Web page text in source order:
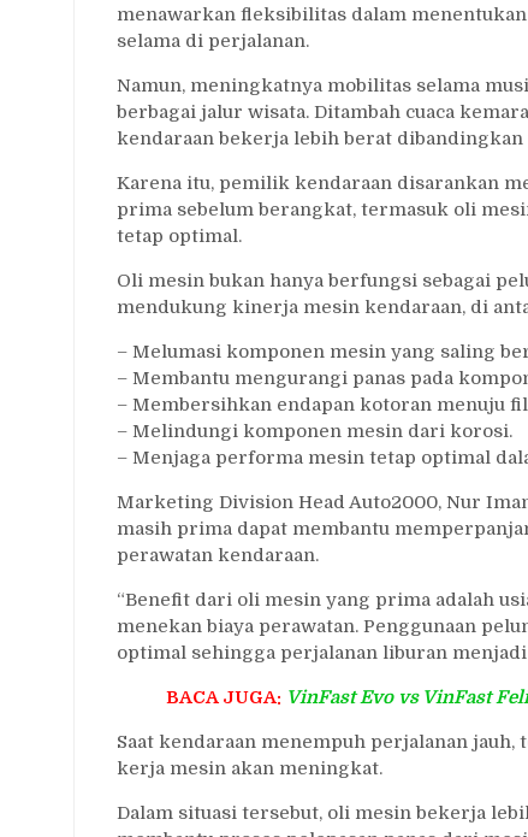
menawarkan fleksibilitas dalam
selama di perjalanan.
Namun, meningkatnya mobilitas selama
berbagai jalur wisata. Ditambah cuaca
kendaraan bekerja lebih berat
Karena itu, pemilik kendaraan disarankan
prima sebelum berangkat, termasuk oli
tetap optimal.
Oli mesin bukan hanya berfungsi sebagai
mendukung kinerja mesin kendaraan, di
– Melumasi komponen mesin yang saling
– Membantu mengurangi panas pada
– Membersihkan endapan kotoran menuju
– Melindungi komponen mesin dari korosi.
– Menjaga performa mesin tetap optimal
Marketing Division Head Auto2000, Nur
masih prima dapat membantu
perawatan kendaraan.
“Benefit dari oli mesin yang prima adalah
menekan biaya perawatan. Penggunaan
optimal sehingga perjalanan liburan
BACA JUGA: VinFast Evo vs VinFast
Saat kendaraan menempuh perjalanan
kerja mesin akan meningkat.
Dalam situasi tersebut, oli mesin bekerja